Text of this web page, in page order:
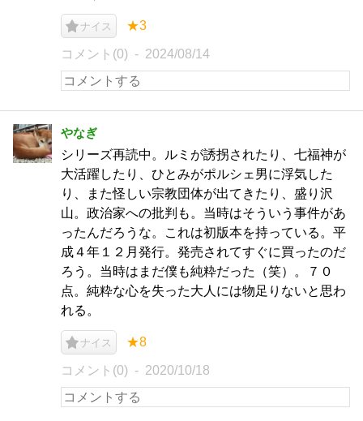
ナイス ★3
コメント(0) 2024/08/14
やなぎ
シリーズ再読中。ルミが誘拐されたり、七福神が
大活躍したり、ひとみがポルシェ男に浮気した
り、また怪しい宗教団体が出てきたり、盛り沢
山。政治家への批判も。当時はそういう事件があ
ったんだろうな。これは初版本を持っている。平
成４年１２月発行。発売されてすぐに買ったのだ
ろう。当時はまだ僕も純粋だった（笑）。７０
点。純粋な心を失った大人には物足りないと思わ
れる。
ナイス ★8
コメント(0) 2020/10/18